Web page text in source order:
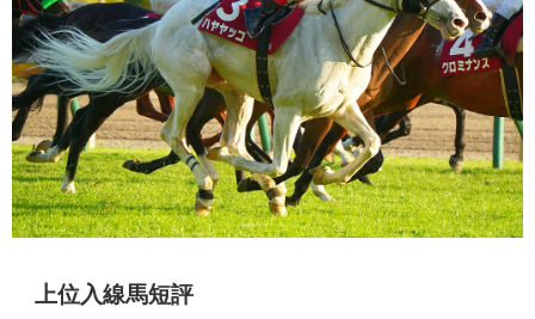
上位入線馬短評